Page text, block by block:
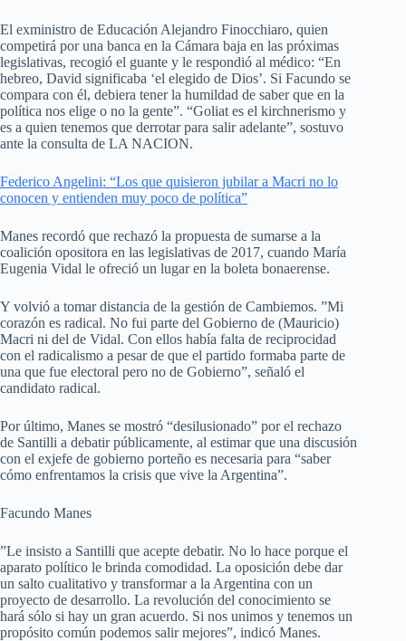
El exministro de Educación Alejandro Finocchiaro, quien
competirá por una banca en la Cámara baja en las próximas
legislativas, recogió el guante y le respondió al médico: “En
hebreo, David significaba ‘el elegido de Dios’. Si Facundo se
compara con él, debiera tener la humildad de saber que en la
política nos elige o no la gente”. “Goliat es el kirchnerismo y
es a quien tenemos que derrotar para salir adelante”, sostuvo
ante la consulta de LA NACION.
Federico Angelini: “Los que quisieron jubilar a Macri no lo
conocen y entienden muy poco de política”
Manes recordó que rechazó la propuesta de sumarse a la
coalición opositora en las legislativas de 2017, cuando María
Eugenia Vidal le ofreció un lugar en la boleta bonaerense.
Y volvió a tomar distancia de la gestión de Cambiemos. ”Mi
corazón es radical. No fui parte del Gobierno de (Mauricio)
Macri ni del de Vidal. Con ellos había falta de reciprocidad
con el radicalismo a pesar de que el partido formaba parte de
una que fue electoral pero no de Gobierno”, señaló el
candidato radical.
Por último, Manes se mostró “desilusionado” por el rechazo
de Santilli a debatir públicamente, al estimar que una discusión
con el exjefe de gobierno porteño es necesaria para “saber
cómo enfrentamos la crisis que vive la Argentina”.
Facundo Manes
”Le insisto a Santilli que acepte debatir. No lo hace porque el
aparato político le brinda comodidad. La oposición debe dar
un salto cualitativo y transformar a la Argentina con un
proyecto de desarrollo. La revolución del conocimiento se
hará sólo si hay un gran acuerdo. Si nos unimos y tenemos un
propósito común podemos salir mejores”, indicó Manes.